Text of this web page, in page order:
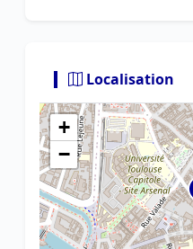
Localisation
+
−